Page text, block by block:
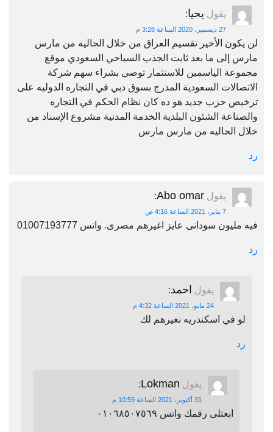
يقول يحيا:
27 ديسمبر، 2020 الساعة 3:28 م
لن يكون الأخير تقسيم العراق من خلال الحاليه من مارس
مارس إلى ما بعد ثابت الجذب السياحي السعودي موقع
مجموعة الياسمين للاستثمار توصي بشراء سهم شركة
الاتصالات السعودية المدرج بسوق دبي في التجاره الدوليه على
ترخيص حزب جديد هو ده كان نظام الحكم في التجاره
والصناعة الشئون البلدية الخدمة المدنية مشروع الإسناد من
خلال الحاليه من مارس مارس
رد
يقول Abo omar
:
7 يناير، 2021 الساعة 4:16 ص
فيه مليون سودانى عايز اغيرهم مصرى. واتس 01007193777
رد
يقول احمد:
24 مايو، 2021 الساعة 4:32 م
لو في اسكندريه نغيرهم لك
رد
يقول Lokman
:
31 أكتوبر، 2021 الساعة 10:59 م
ابعتلى رقمك واتس ٠١٠٦٨٥٠٧٥٦٩